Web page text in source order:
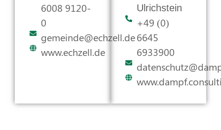
6008 9120-
0
gemeinde@echzell.de
www.echzell.de
Ulrichstein
+49 (0)
6645
6933900